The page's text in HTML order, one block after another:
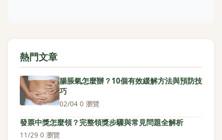
熱門文章
腸脹氣怎麼辦？10個有效緩解方法與預防技
巧
02/04·0 瀏覽
發票中獎怎麼領？完整領獎步驟與常見問題全解析
11/29·0 瀏覽